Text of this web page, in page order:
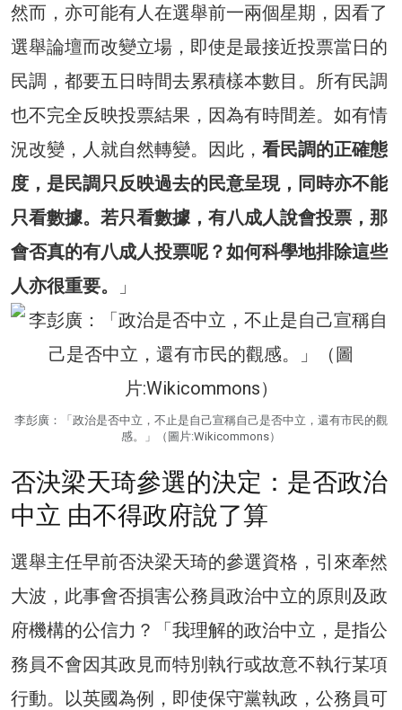
然而，亦可能有人在選舉前一兩個星期，因看了
選舉論壇而改變立場，即使是最接近投票當日的
民調，都要五日時間去累積樣本數目。所有民調
也不完全反映投票結果，因為有時間差。如有情
況改變，人就自然轉變。因此， 看民調的正確態
度，是民調只反映過去的民意呈現，同時亦不能
只看數據。若只看數據，有八成人說會投票，那
會否真的有八成人投票呢？如何科學地排除這些
人亦很重要。
」
李彭廣：「政治是否中立，不止是自己宣稱自己是否中立，還有市民的觀
感。」（圖片:Wikicommons）
否決梁天琦參選的決定：是否政治
中立 由不得政府說了算
選舉主任早前否決梁天琦的參選資格，引來牽然
大波，此事會否損害公務員政治中立的原則及政
府機構的公信力？「我理解的政治中立，是指公
務員不會因其政見而特別執行或故意不執行某項
行動。以英國為例，即使保守黨執政，公務員可